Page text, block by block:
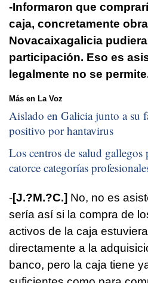
-Informaron que
caja, concretamente
Novacaixagalicia
participación. Eso es
legalmente no se
Más en La Voz
Aislado en Galicia junto a su
positivo por hantavirus
Los centros de salud gallegos
catorce categorías
-[J.?M.?C.] No, no es
sería así si la compra de
activos de la caja
directamente a la
banco, pero la caja tiene